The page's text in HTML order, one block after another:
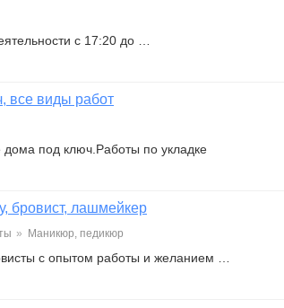
с 17:20 до …
все виды работ
под ключ.Работы по укладке
бровист, лашмейкер
» Маникюр, педикюр
с опытом работы и желанием …